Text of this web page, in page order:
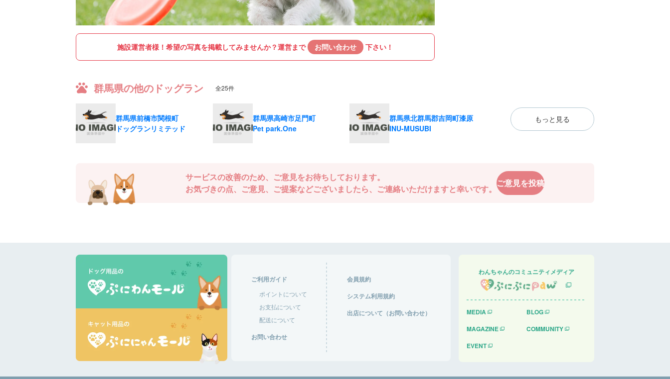
施設運営者様！ 希望の写真を掲載してみませんか？運営まで お問い合わせ 下さい！
群馬県の他のドッグラン 全25件
群馬県前橋市関根町
ドッグランリミテッド
群馬県高崎市足門町
Pet park.One
群馬県北群馬郡吉岡町漆原
INU-MUSUBI
もっと見る
サービスの改善のため、ご意見をお待ちしております。
お気づきの点、ご意見、ご提案などございましたら、ご連絡いただけますと幸いです。
ご意見を投稿
ご利用ガイド
ポイントについて
お支払について
配送について
お問い合わせ
会員規約
システム利用規約
出店について（お問い合わせ）
わんちゃんのコミュニティメディア
MEDIA
BLOG
MAGAZINE
COMMUNITY
EVENT